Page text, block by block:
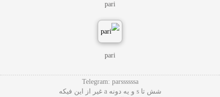
pari
pari
Telegram: parssssssa
شش تا s و یه دونه a غیر از این فیکه